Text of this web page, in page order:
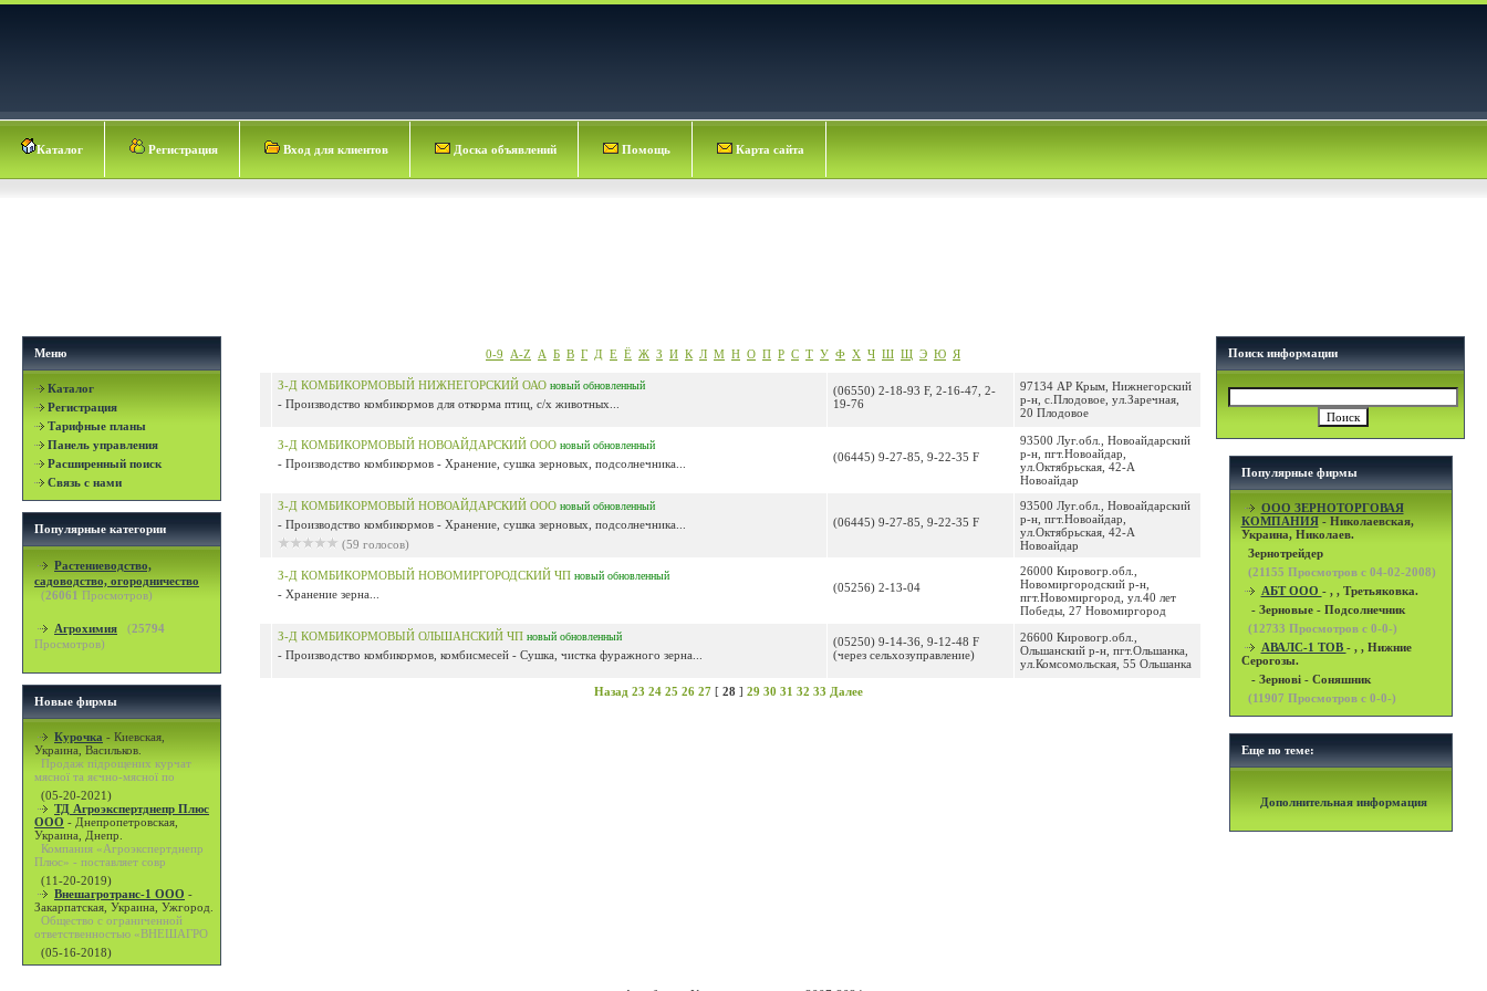
Каталог Регистрация Вход для клиентов Доска объявлений Помощь Карта сайта
Меню
Каталог
Регистрация
Тарифные планы
Панель управления
Расширенный поиск
Связь с нами
Популярные категории
Растениеводство,
садоводство, огородничество
(26061 Просмотров)
Агрохимия (25794
Просмотров)
Новые фирмы
Курочка - Киевская,
Украина, Васильков.
Продаж підрощених курчат
мясної та яєчно-мясної по
(05-20-2021)
ТД Агроэкспертднепр Плюс
ООО - Днепропетровская,
Украина, Днепр.
Компания «Агроэкспертднепр
Плюс» - поставляет совр
(11-20-2019)
Внешагротранс-1 ООО -
Закарпатская, Украина, Ужгород.
Общество с ограниченной
ответственностью «ВНЕШАГРО
(05-16-2018)
0-9 A-Z А Б В Г Д Е Ё Ж З И К Л М Н О П Р С Т У Ф Х Ч Ш Щ Э Ю Я
З-Д КОМБИКОРМОВЫЙ НИЖНЕГОРСКИЙ ОАО новый обновленный
- Производство комбикормов для откорма птиц, с/х животных...
(06550) 2-18-93 F, 2-16-47, 2-
19-76
97134 АР Крым, Нижнегорский
р-н, с.Плодовое, ул.Заречная,
20 Плодовое
З-Д КОМБИКОРМОВЫЙ НОВОАЙДАРСКИЙ ООО новый обновленный
- Производство комбикормов - Хранение, сушка зерновых, подсолнечника... (06445) 9-27-85, 9-22-35 F
93500 Луг.обл., Новоайдарский
р-н, пгт.Новоайдар,
ул.Октябрьская, 42-А
Новоайдар
З-Д КОМБИКОРМОВЫЙ НОВОАЙДАРСКИЙ ООО новый обновленный
- Производство комбикормов - Хранение, сушка зерновых, подсолнечника...
(59 голосов)
(06445) 9-27-85, 9-22-35 F
93500 Луг.обл., Новоайдарский
р-н, пгт.Новоайдар,
ул.Октябрьская, 42-А
Новоайдар
З-Д КОМБИКОРМОВЫЙ НОВОМИРГОРОДСКИЙ ЧП новый обновленный
- Хранение зерна... (05256) 2-13-04
26000 Кировогр.обл.,
Новомиргородский р-н,
пгт.Новомиргород, ул.40 лет
Победы, 27 Новомиргород
З-Д КОМБИКОРМОВЫЙ ОЛЬШАНСКИЙ ЧП новый обновленный
- Производство комбикормов, комбисмесей - Сушка, чистка фуражного зерна...
(05250) 9-14-36, 9-12-48 F
(через сельхозуправление)
26600 Кировогр.обл.,
Ольшанский р-н, пгт.Ольшанка,
ул.Комсомольская, 55 Ольшанка
Назад 23 24 25 26 27[ 28 ] 29 30 31 32 33 Далее
Поиск информации
Популярные фирмы
OOO ЗЕРНОТОРГОВАЯ
КОМПАНИЯ- Николаевская,
Украина, Николаев.
Зернотрейдер
(21155 Просмотров с 04-02-2008)
АБТ ООО - , , Третьяковка.
- Зерновые - Подсолнечник
(12733 Просмотров с 0-0-)
АВАЛС-1 ТОВ - , , Нижние
Серогозы.
- Зернові - Соняшник
(11907 Просмотров с 0-0-)
Еще по теме:
Дополнительная информация